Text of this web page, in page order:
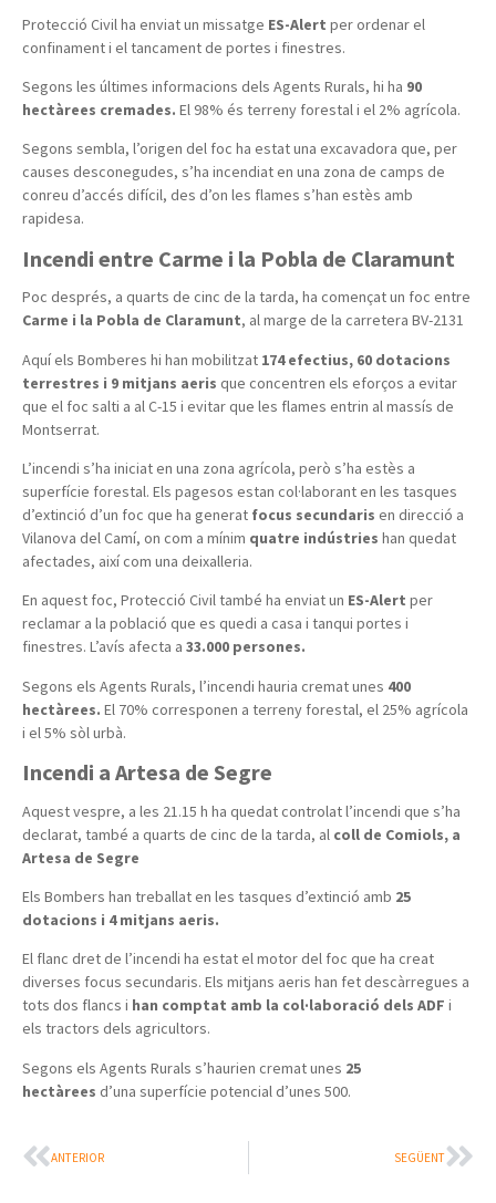
Protecció Civil ha enviat un missatge ES-Alert per ordenar el
confinament i el tancament de portes i finestres.
Segons les últimes informacions dels Agents Rurals, hi ha 90
hectàrees cremades. El 98% és terreny forestal i el 2% agrícola.
Segons sembla, l’origen del foc ha estat una excavadora que, per
causes desconegudes, s’ha incendiat en una zona de camps de
conreu d’accés difícil, des d’on les flames s’han estès amb
rapidesa.
Incendi entre Carme i la Pobla de Claramunt
Poc després, a quarts de cinc de la tarda, ha començat un foc entre
Carme i la Pobla de Claramunt, al marge de la carretera BV-2131
Aquí els Bomberes hi han mobilitzat 174 efectius, 60 dotacions
terrestres i 9 mitjans aeris que concentren els eforços a evitar
que el foc salti a al C-15 i evitar que les flames entrin al massís de
Montserrat.
L’incendi s’ha iniciat en una zona agrícola, però s’ha estès a
superfície forestal. Els pagesos estan col·laborant en les tasques
d’extinció d’un foc que ha generat focus secundaris en direcció a
Vilanova del Camí, on com a mínim quatre indústries han quedat
afectades, així com una deixalleria.
En aquest foc, Protecció Civil també ha enviat un ES-Alert per
reclamar a la població que es quedi a casa i tanqui portes i
finestres. L’avís afecta a 33.000 persones.
Segons els Agents Rurals, l’incendi hauria cremat unes 400
hectàrees. El 70% corresponen a terreny forestal, el 25% agrícola
i el 5% sòl urbà.
Incendi a Artesa de Segre
Aquest vespre, a les 21.15 h ha quedat controlat l’incendi que s’ha
declarat, també a quarts de cinc de la tarda, al coll de Comiols, a
Artesa de Segre
Els Bombers han treballat en les tasques d’extinció amb 25
dotacions i 4 mitjans aeris.
El flanc dret de l’incendi ha estat el motor del foc que ha creat
diverses focus secundaris. Els mitjans aeris han fet descàrregues a
tots dos flancs i han comptat amb la col·laboració dels ADF i
els tractors dels agricultors.
Segons els Agents Rurals s’haurien cremat unes 25
hectàrees d’una superfície potencial d’unes 500.
ANTERIOR SEGÜENT